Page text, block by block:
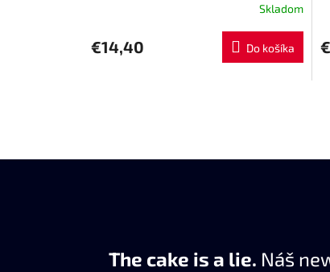
Skladom
€14,40 Do košíka
The cake is a lie. Náš